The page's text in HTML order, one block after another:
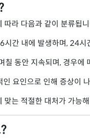
따라 다음과 같이 분류됩
시간 내에 발생하며, 24시
칠 동안 지속되며, 경우
인 요인으로 인해 증상이
맞는 적절한 대처가 가능